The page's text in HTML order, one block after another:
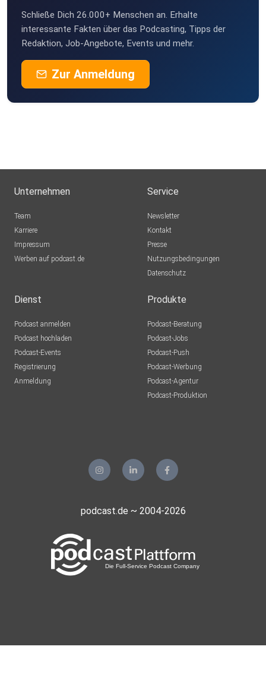
Schließe Dich 26.000+ Menschen an. Erhalte
interessante Fakten über das Podcasting, Tipps der
Redaktion, Job-Angebote, Events und mehr.
Zur Anmeldung
Unternehmen
Team
Karriere
Impressum
Werben auf podcast.de
Service
Newsletter
Kontakt
Presse
Nutzungsbedingungen
Datenschutz
Dienst
Podcast anmelden
Podcast hochladen
Podcast-Events
Registrierung
Anmeldung
Produkte
Podcast-Beratung
Podcast-Jobs
Podcast-Push
Podcast-Werbung
Podcast-Agentur
Podcast-Produktion
podcast.de ~ 2004-2026